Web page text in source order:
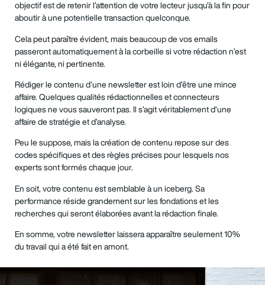
objectif est de retenir l’attention de votre lecteur jusqu’à la fin pour
aboutir à une potentielle transaction quelconque.
Cela peut paraître évident, mais beaucoup de vos emails
passeront automatiquement à la corbeille si votre rédaction n’est
ni élégante, ni pertinente.
Rédiger le contenu d’une newsletter est loin d’être une mince
affaire. Quelques qualités rédactionnelles et connecteurs
logiques ne vous sauveront pas. Il s’agit véritablement d’une
affaire de stratégie et d’analyse.
Peu le suppose, mais la création de contenu repose sur des
codes spécifiques et des règles précises pour lesquels nos
experts sont formés chaque jour.
En soit, votre contenu est semblable à un iceberg. Sa
performance réside grandement sur les fondations et les
recherches qui seront élaborées avant la rédaction finale.
En somme, votre newsletter laissera apparaître seulement 10%
du travail qui a été fait en amont.